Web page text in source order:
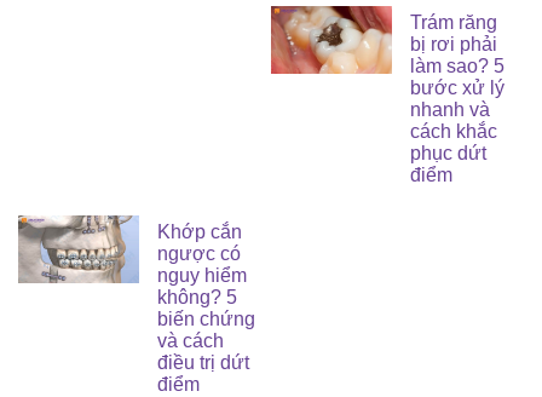
Trám răng
bị rơi phải
làm sao? 5
bước xử lý
nhanh và
cách khắc
phục dứt
điểm
Khớp cắn
ngược có
nguy hiểm
không? 5
biến chứng
và cách
điều trị dứt
điểm